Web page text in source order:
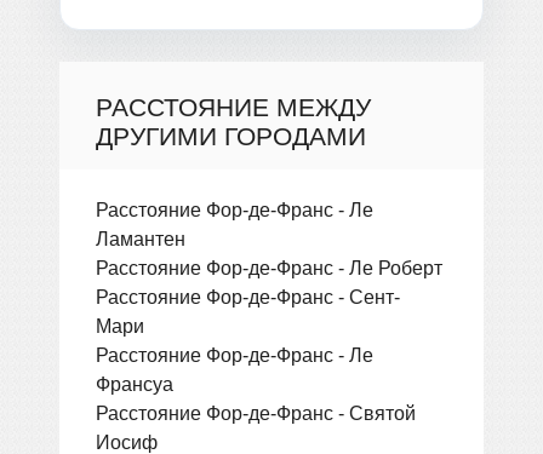
РАССТОЯНИЕ МЕЖДУ
ДРУГИМИ ГОРОДАМИ
Расстояние Фор-де-Франс - Ле
Ламантен
Расстояние Фор-де-Франс - Ле Роберт
Расстояние Фор-де-Франс - Сент-
Мари
Расстояние Фор-де-Франс - Ле
Франсуа
Расстояние Фор-де-Франс - Святой
Иосиф